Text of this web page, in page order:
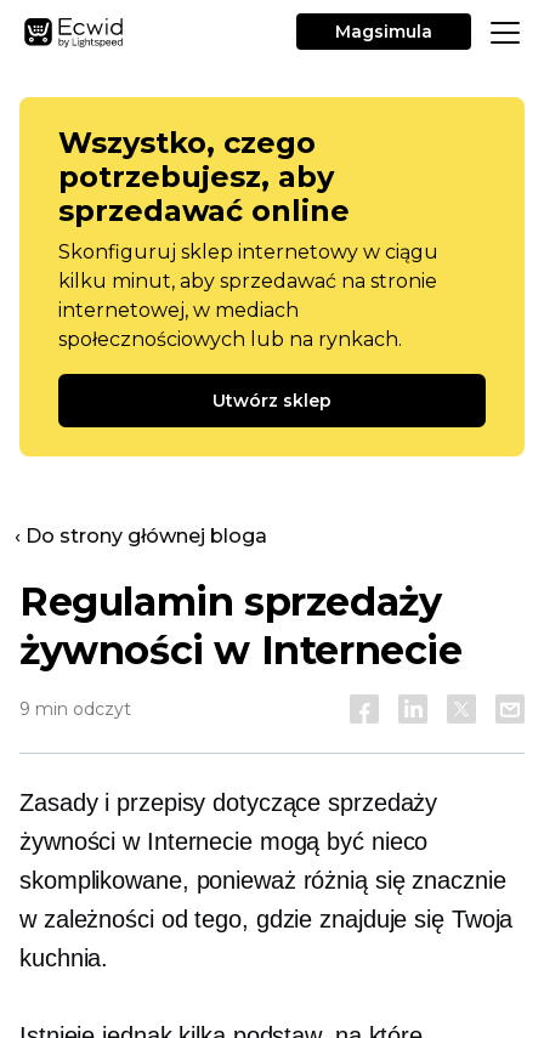
Magsimula
Wszystko, czego
potrzebujesz, aby
sprzedawać online
Skonfiguruj sklep internetowy w ciągu
kilku minut, aby sprzedawać na stronie
internetowej, w mediach
społecznościowych lub na rynkach.
Utwórz sklep
‹ Do strony głównej bloga
Regulamin sprzedaży
żywności w Internecie
9 min odczyt
Zasady i przepisy dotyczące sprzedaży
żywności w Internecie mogą być nieco
skomplikowane, ponieważ różnią się znacznie
w zależności od tego, gdzie znajduje się Twoja
kuchnia.